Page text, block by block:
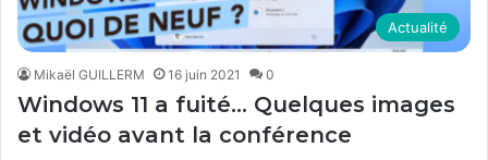
Actualité
Mikaël GUILLERM 16 juin 2021 0
Windows 11 a fuité… Quelques images
et vidéo avant la conférence